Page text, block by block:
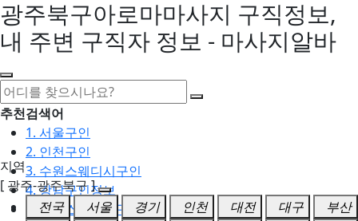
광주북구아로마마사지 구직정보,
내 주변 구직자 정보 - 마사지알바
추천검색어
1. 서울구인
2. 인천구인
3. 수원스웨디시구인
4. 강남구인정보
5. 동탄스웨디시구인
지역
[ 광주-광주북구 ]
전국
서울 경기 인천 대전 대구
부산